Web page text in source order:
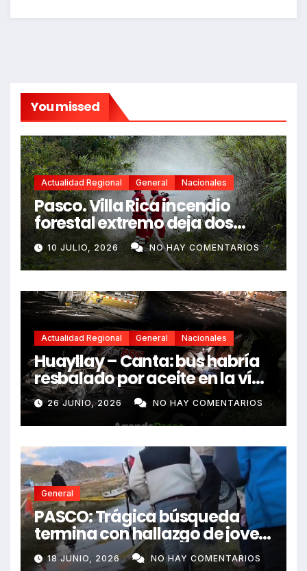
You missed
Actualidad Regional General Nacionales
Pasco. Villa Rica incendio
forestal extremo deja dos
fallecidos y heridos
10 JULIO, 2026 NO HAY COMENTARIOS
Actualidad Regional General Nacionales
Huayllay – Canta: bus habría
resbalado por aceite en la vía
e impactó auto siniestrado
dejando dos fallecidos
26 JUNIO, 2026 NO HAY COMENTARIOS
General
PASCO: Trágica búsqueda
termina con hallazgo de joven
sin vida en Rancas
18 JUNIO, 2026 NO HAY COMENTARIOS